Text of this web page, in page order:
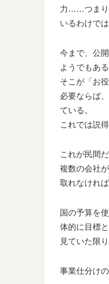
力……つまり
いるわけで
今まで、公
ようでもある
そこが「お
必要ならば
ている。
これでは説
これが民間
複数の会社
取れなけれ
国の予算を
体的に目標
見ていた限
事業仕分け